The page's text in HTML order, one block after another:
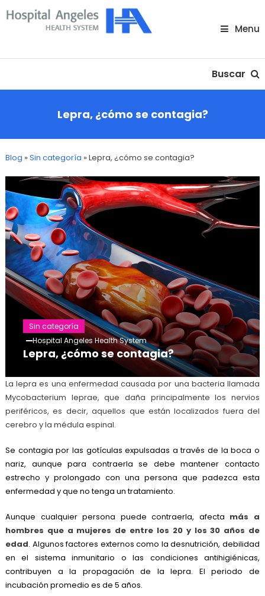
Skip
To
Menu
Buscar
Lepra, ¿cómo se contagia?
Blog »Sin categoría »Lepra, ¿cómo se contagia?
Sin categoría
Hospital Angeles Health System
Lepra, ¿cómo se contagia?
La lepra es una enfermedad causada por una bacteria llamada
Mycobacterium leprae, que daña principalmente los nervios
periféricos, es decir, aquellos que están localizados fuera del
cerebro y la médula espinal.
Se contagia por las gotículas expulsadas a través de la boca o
nariz, aunque para contraerla se debe mantener contacto
estrecho y prolongado con una persona que padezca esta
enfermedad y que no tenga un tratamiento.
Aunque cualquier persona puede contraerla, afecta más a
hombres que a mujeres de entre los 20 y los 30 años de
edad. Algunos factores externos como la desnutrición, debilidad
en el sistema inmunitario o las condiciones antihigiénicas,
contribuyen a la propagación de la lepra. El periodo de
incubación promedio es de 5 años.